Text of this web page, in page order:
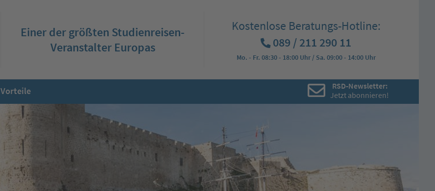
Einer der größten Studienreisen-
Veranstalter Europas
Kostenlose Beratungs-Hotline:
089 / 211 290 11
Mo. - Fr. 08:30 - 18:00 Uhr / Sa. 09:00 - 14:00 Uhr
Vorteile
RSD-Newsletter:
Jetzt abonnieren!